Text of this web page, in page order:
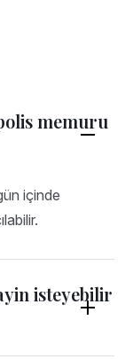
memuru
içinde
isteyebilir